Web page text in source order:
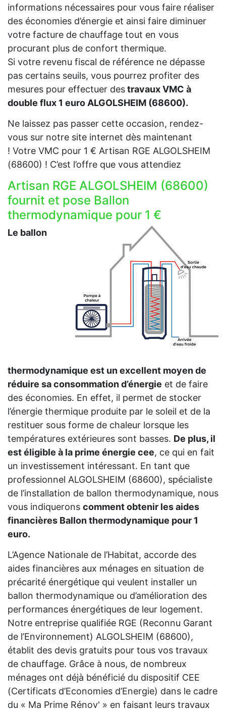
informations nécessaires pour vous faire réaliser
des économies d’énergie et ainsi faire diminuer
votre facture de chauffage tout en vous
procurant plus de confort thermique.
Si votre revenu fiscal de référence ne dépasse
pas certains seuils, vous pourrez profiter des
mesures pour effectuer destravaux VMC à
double flux 1 euro ALGOLSHEIM (68600).
Ne laissez pas passer cette occasion, rendez-
vous sur notre site internet dès maintenant
! Votre VMC pour 1 € Artisan RGE ALGOLSHEIM
(68600) ! C’est l’offre que vous attendiez
Artisan RGE ALGOLSHEIM (68600)
fournit et pose Ballon
thermodynamique pour 1 €
Le ballon
thermodynamique est un excellent moyen de
réduire sa consommation d’énergie et de faire
des économies. En effet, il permet de stocker
l’énergie thermique produite par le soleil et de la
restituer sous forme de chaleur lorsque les
températures extérieures sont basses. De plus, il
est éligible à la prime énergie cee, ce qui en fait
un investissement intéressant. En tant que
professionnel ALGOLSHEIM (68600), spécialiste
de l’installation de ballon thermodynamique, nous
vous indiquerons comment obtenir les aides
financières Ballon thermodynamique pour 1
euro.
L’Agence Nationale de l’Habitat, accorde des
aides financières aux ménages en situation de
précarité énergétique qui veulent installer un
ballon thermodynamique ou d’amélioration des
performances énergétiques de leur logement.
Notre entreprise qualifiée RGE (Reconnu Garant
de l’Environnement) ALGOLSHEIM (68600),
établit des devis gratuits pour tous vos travaux
de chauffage. Grâce à nous, de nombreux
ménages ont déjà bénéficié du dispositif CEE
(Certificats d’Economies d’Energie) dans le cadre
du « Ma Prime Rénov' » en faisant leurs travaux